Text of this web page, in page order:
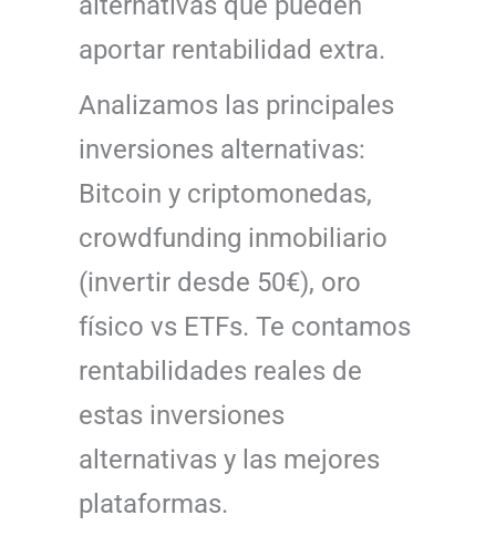
aportar rentabilidad extra.
Analizamos las principales
inversiones alternativas:
Bitcoin y criptomonedas,
crowdfunding inmobiliario
(invertir desde 50€), oro
físico vs ETFs. Te contamos
rentabilidades reales de
estas inversiones
alternativas y las mejores
plataformas.